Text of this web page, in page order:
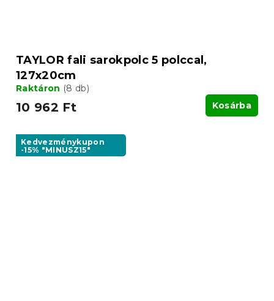
TAYLOR fali sarokpolc 5 polccal,
127x20cm
Raktáron (8 db)
10 962 Ft Kosárba
Kedvezménykupon
-15% "MINUSZ15"